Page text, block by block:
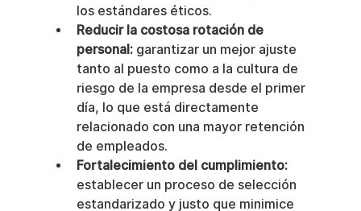
los estándares éticos.
Reducir la costosa rotación de
personal: garantizar un mejor ajuste
tanto al puesto como a la cultura de
riesgo de la empresa desde el primer
día, lo que está directamente
relacionado con una mayor retención
de empleados.
Fortalecimiento del cumplimiento:
establecer un proceso de selección
estandarizado y justo que minimice